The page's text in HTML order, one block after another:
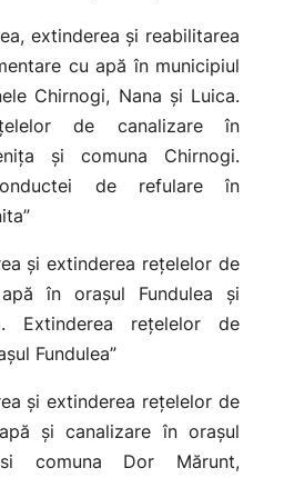
extinderea și reabilitarea
cu apă în municipiul
Chirnogi, Nana și Luica.
de canalizare în
și comuna Chirnogi.
de refulare în
și extinderea rețelelor de
în orașul Fundulea și
Extinderea rețelelor de
Fundulea”
și extinderea rețelelor de
și canalizare în orașul
comuna Dor Mărunt,